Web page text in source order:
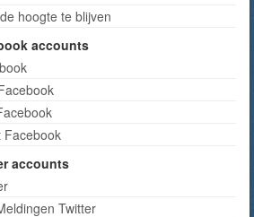
hoogte te blijven
accounts
Facebook
accounts
Twitter